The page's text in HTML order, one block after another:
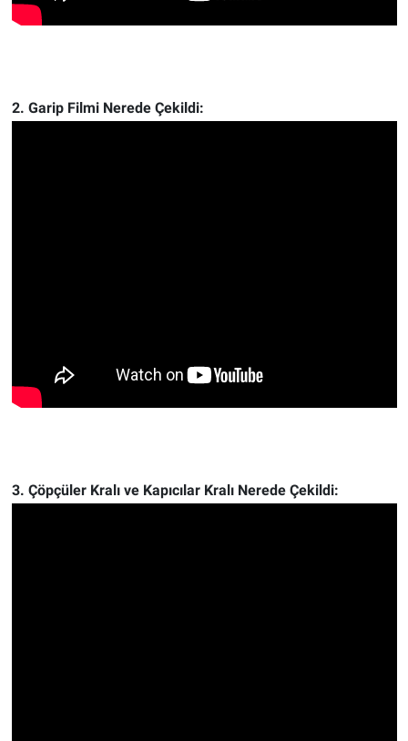
2. Garip Filmi Nerede Çekildi:
3. Çöpçüler Kralı ve Kapıcılar Kralı Nerede Çekildi: